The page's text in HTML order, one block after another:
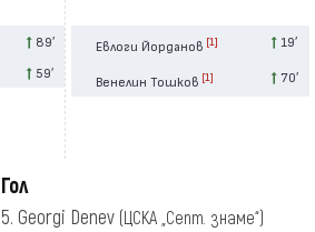
89′
59′
Евлоги Йорданов [1] 19′
Венелин Тошков [1] 70′
Гол
5. Georgi Denev (ЦСКА „Септ. знаме“)